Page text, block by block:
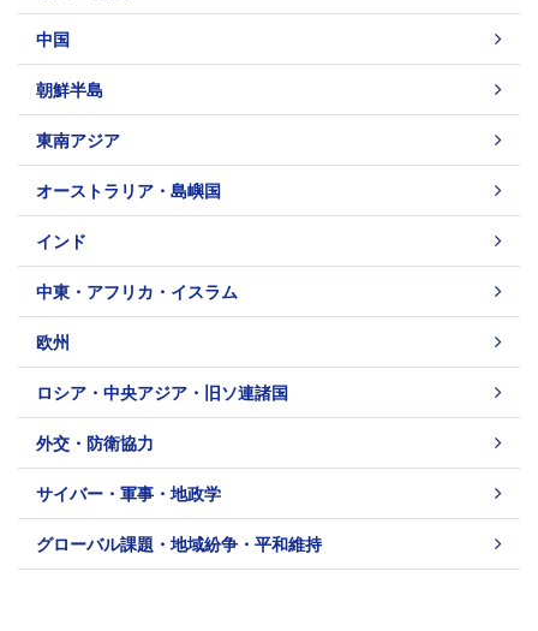
中国
朝鮮半島
東南アジア
オーストラリア・島嶼国
インド
中東・アフリカ・イスラム
欧州
ロシア・中央アジア・旧ソ連諸国
外交・防衛協力
サイバー・軍事・地政学
グローバル課題・地域紛争・平和維持